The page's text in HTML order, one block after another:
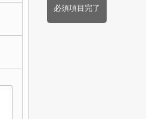
必須項目完了